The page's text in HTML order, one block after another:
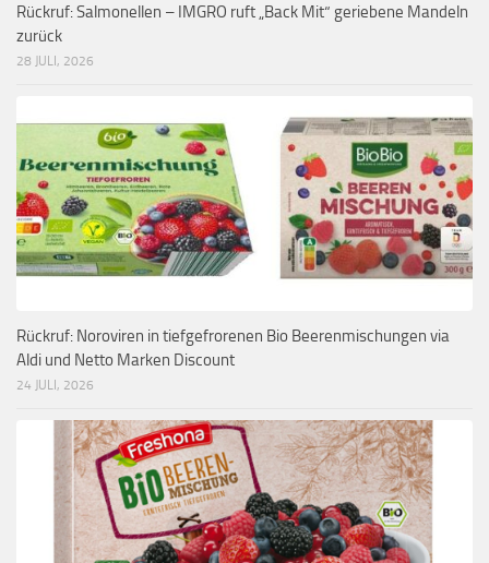
Rückruf: Salmonellen – IMGRO ruft „Back Mit“ geriebene Mandeln
zurück
28 JULI, 2026
Rückruf: Noroviren in tiefgefrorenen Bio Beerenmischungen via
Aldi und Netto Marken Discount
24 JULI, 2026